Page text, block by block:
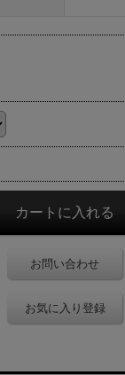
お問い合わせ
お気に入り登録